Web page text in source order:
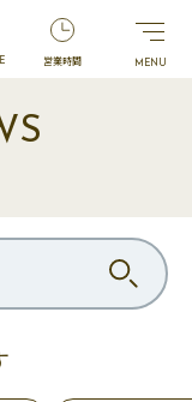
営業時間